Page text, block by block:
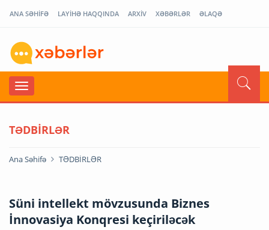
ANA SƏHİFƏ LAYİHƏ HAQQINDA ARXİV XƏBƏRLƏR ƏLAQƏ
TƏDBİRLƏR
Ana Səhifə TƏDBİRLƏR
Süni intellekt mövzusunda Biznes
İnnovasiya Konqresi keçiriləcək